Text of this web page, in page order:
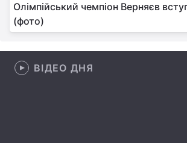
Контакти
Олімпійський чемпіон Верняєв
(фото)
ВІДЕО ДНЯ